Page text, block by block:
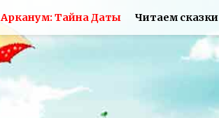
Арканум: Тайна Даты Читаем сказки